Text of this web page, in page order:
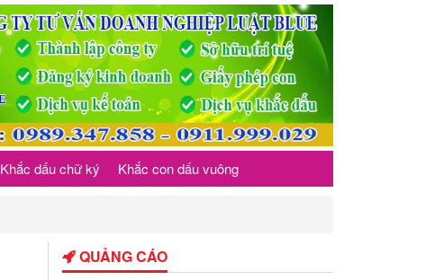
Khắc dấu chữ ký Khắc con dấu vuông
QUẢNG CÁO